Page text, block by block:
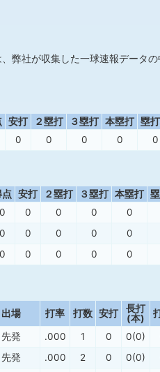
弊社が収集した一球速報データ
安打 ２塁打 ３塁打 本塁打 塁
0 0 0 0 0
点 安打 ２塁打 ３塁打 本塁打
0 0 0 0 0
0 0 0 0 0
0 0 0 0 0
出場 打率 打数 安打
長打
(本)
先発 .000 1 0 0(0)
先発 .000 2 0 0(0)